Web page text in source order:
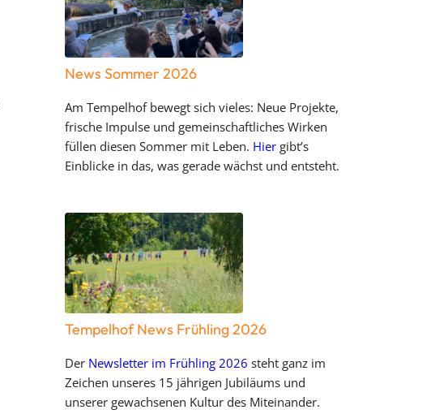
News Sommer 2026
Am Tempelhof bewegt sich vieles: Neue Projekte,
frische Impulse und gemeinschaftliches Wirken
füllen diesen Sommer mit Leben. Hier gibt’s
Einblicke in das, was gerade wächst und entsteht.
Tempelhof News Frühling 2026
Der Newsletter im Frühling 2026 steht ganz im
Zeichen unseres 15 jährigen Jubiläums und
unserer gewachsenen Kultur des Miteinander.